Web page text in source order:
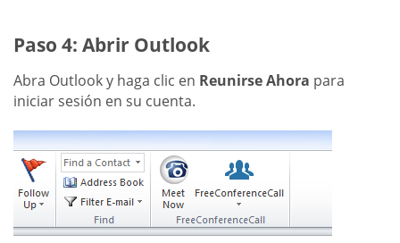
Paso 4: Abrir Outlook
Abra Outlook y haga clic en Reunirse Ahora para
iniciar sesión en su cuenta.